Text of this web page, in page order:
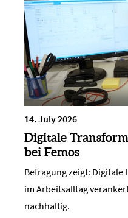
14. July 2026
Digitale
bei Femos
Befragung zeigt: Digitale
im Arbeitsalltag
nachhaltig.